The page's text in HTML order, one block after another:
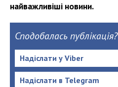
найважливіші новини.
Сподобалась публікація?
Надіслати у Viber
Надіслати в Telegram